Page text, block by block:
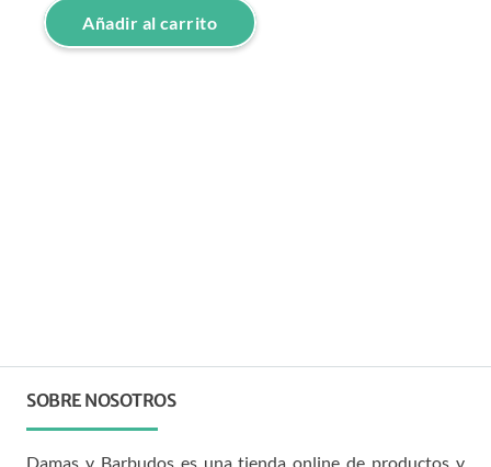
Añadir al carrito
SOBRE NOSOTROS
Damas y Barbudos es una tienda online de productos y